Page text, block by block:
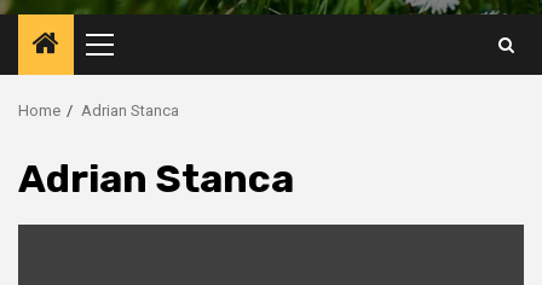
Primary
Menu
Home Adrian Stanca
Adrian Stanca